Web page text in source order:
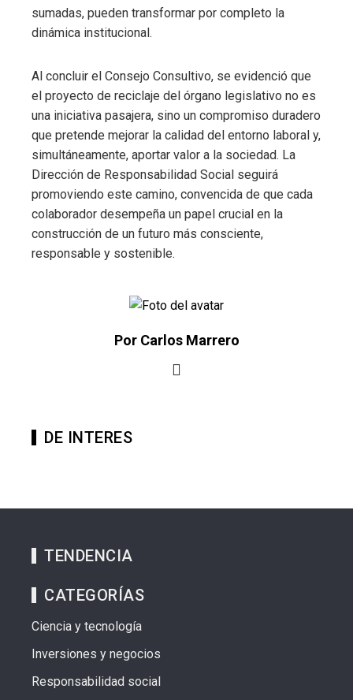
sumadas, pueden transformar por completo la
dinámica institucional.
Al concluir el Consejo Consultivo, se evidenció que
el proyecto de reciclaje del órgano legislativo no es
una iniciativa pasajera, sino un compromiso duradero
que pretende mejorar la calidad del entorno laboral y,
simultáneamente, aportar valor a la sociedad. La
Dirección de Responsabilidad Social seguirá
promoviendo este camino, convencida de que cada
colaborador desempeña un papel crucial en la
construcción de un futuro más consciente,
responsable y sostenible.
Por Carlos Marrero
DE INTERES
TENDENCIA
CATEGORÍAS
Ciencia y tecnología
Inversiones y negocios
Responsabilidad social